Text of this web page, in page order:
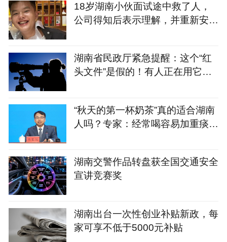
18岁湖南小伙面试途中救了人，
公司得知后表示理解，并重新安排
湖南省民政厅紧急提醒：这个“红
头文件”是假的！有人正在用它骗
“秋天的第一杯奶茶”真的适合湖南
人吗？专家：经常喝容易加重痰
湖南交警作品转盘获全国交通安全
宣讲竞赛奖
湖南出台一次性创业补贴新政，每
家可享不低于5000元补贴